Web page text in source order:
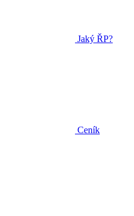
Jaký ŘP?
Ceník